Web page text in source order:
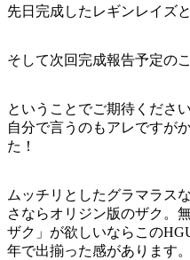
先日完成したレギンレイズと
そして次回完成報告予定の
ということでご期待ください
自分で言うのもアレですが
た！
ムッチリとしたグラマラス
さならオリジン版のザク。
ザク」が欲しいならこの
年で出揃った感があります